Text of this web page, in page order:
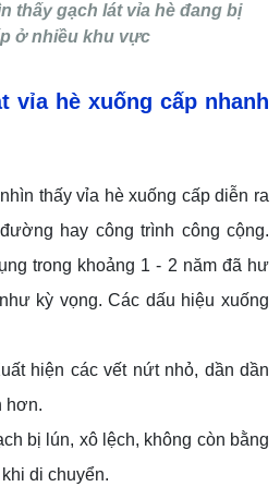
thấy gạch lát vỉa hè đang bị
ở nhiều khu vực
vỉa hè xuống cấp nhanh
thấy vỉa hè xuống cấp diễn ra
hay công trình công cộng.
trong khoảng 1 - 2 năm đã hư
kỳ vọng. Các dấu hiệu xuống
hiện các vết nứt nhỏ, dần dần
hơn.
bị lún, xô lệch, không còn bằng
di chuyển.